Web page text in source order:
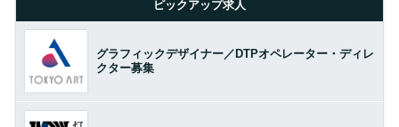
ピックアップ求人
グラフィックデザイナー／DTPオペレーター・ディレ
クター募集